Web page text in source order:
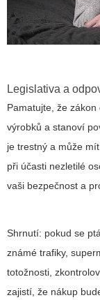
Legislativa a
Pamatujte, že
výrobků a stanoví
je trestný a může
při účasti nezletilé
vaši bezpečnost a
Shrnutí: pokud se
známé trafiky,
totožnosti,
zajistí, že nákup